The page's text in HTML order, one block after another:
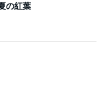
の紅葉